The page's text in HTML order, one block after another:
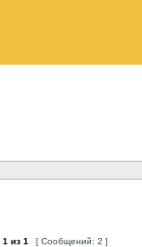
1 из 1 [ Сообщений: 2 ]